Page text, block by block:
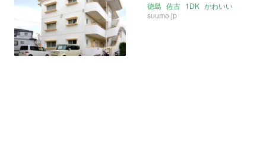
徳島 佐古 1DK かわいい
suumo.jp